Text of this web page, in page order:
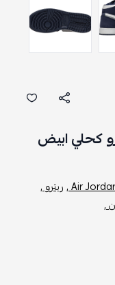
كحلي ابيض
Air ريترو ,
,